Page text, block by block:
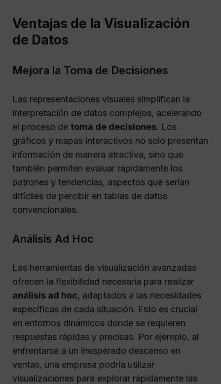
Ventajas de la Visualización
de Datos
Mejora la Toma de Decisiones
Las representaciones visuales simplifican la
interpretación de datos complejos, acelerando
el proceso de toma de decisiones. Los
gráficos y mapas interactivos no solo presentan
información de manera atractiva, sino que
también permiten evaluar rápidamente los
patrones y tendencias, aspectos que serían
difíciles de percibir en tablas de datos
convencionales.
Análisis Ad Hoc
Las herramientas de visualización avanzadas
ofrecen la flexibilidad necesaria para realizar
análisis ad hoc, adaptados a las necesidades
específicas de cada situación. Esto es crucial
en entornos dinámicos donde se requieren
respuestas rápidas y precisas. Por ejemplo, al
enfrentarse a un inesperado descenso en
ventas, una empresa podría utilizar
visualizaciones para explorar rápidamente las